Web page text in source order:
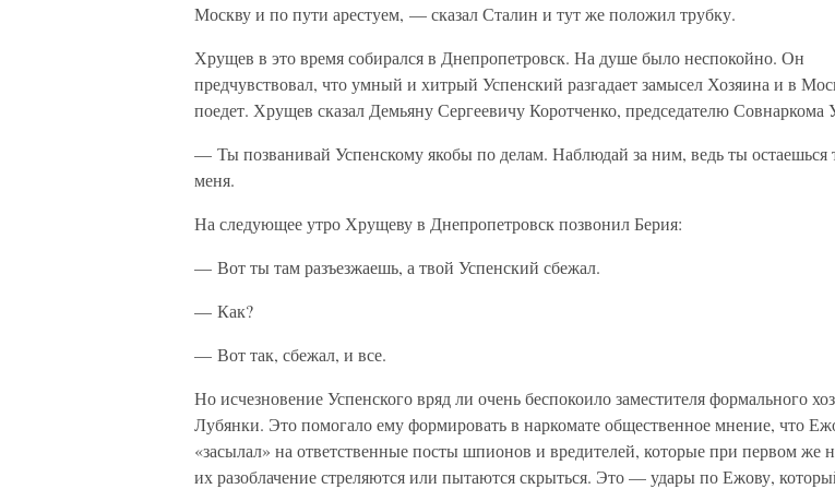
Москву и по пути арестуем, — сказал Сталин и тут же положил трубку.
Хрущев в это время собирался в Днепропетровск. На душе было неспокойно. Он
предчувствовал, что умный и хитрый Успенский разгадает замысел Хозяина и в
поедет. Хрущев сказал Демьяну Сергеевичу Коротченко, председателю Совнаркома
— Ты позванивай Успенскому якобы по делам. Наблюдай за ним, ведь ты остаешься
меня.
На следующее утро Хрущеву в Днепропетровск позвонил Берия:
— Вот ты там разъезжаешь, а твой Успенский сбежал.
— Как?
— Вот так, сбежал, и все.
Но исчезновение Успенского вряд ли очень беспокоило заместителя формального
Лубянки. Это помогало ему формировать в наркомате общественное мнение, что
«засылал» на ответственные посты шпионов и вредителей, которые при первом же
их разоблачение стреляются или пытаются скрыться. Это — удары по Ежову,